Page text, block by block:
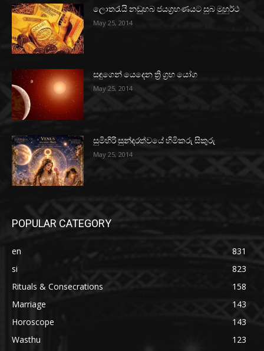
ලොතරැයි නඩුහබ ජයග්‍රහණයට සුබ මුහුර්ථ
May 25, 2014
සඳුගෙන් යෙදෙන ත්‍රි ග්‍රහ යෝග
May 25, 2014
සුමිහිරි සුන්දරත්වයේ හිමිකරු සිකුරු
May 25, 2014
POPULAR CATEGORY
en
831
si
823
Rituals & Consecrations
158
Marriage
143
Horoscope
143
Wasthu
123